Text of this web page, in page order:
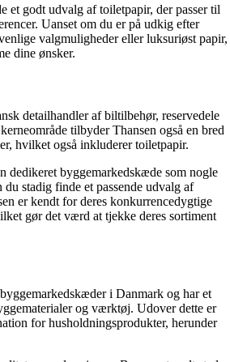
et godt udvalg af toiletpapir, der passer til
Uanset om du er på udkig efter
valgmuligheder eller luksuriøst papir,
dine ønsker.
detailhandler af biltilbehør, reservedele
tilbyder Thansen også en bred
hvilket også inkluderer toiletpapir.
dedikeret byggemarkedskæde som nogle
stadig finde et passende udvalg af
er kendt for deres konkurrencedygtige
gør det værd at tjekke deres sortiment
i Danmark og har et
og værktøj. Udover dette er
for husholdningsprodukter, herunder